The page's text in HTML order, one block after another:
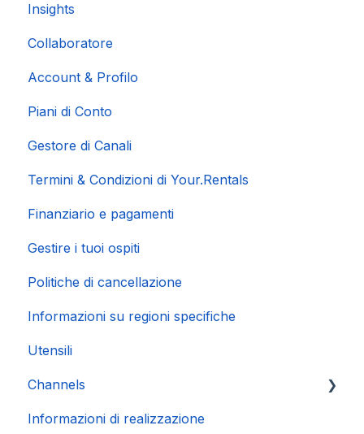
Insights
Collaboratore
Account & Profilo
Piani di Conto
Gestore di Canali
Termini & Condizioni di Your.Rentals
Finanziario e pagamenti
Gestire i tuoi ospiti
Politiche di cancellazione
Informazioni su regioni specifiche
Utensili
Channels
Connessione Account
Informazioni di realizzazione